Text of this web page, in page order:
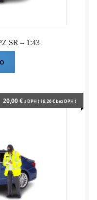
SR – 1:43
20,00€ s DPH (16,26€bez DPH )